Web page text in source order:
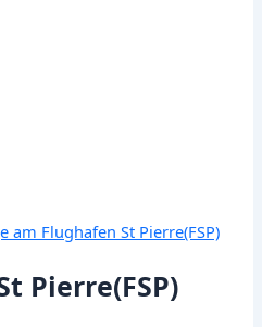
am Flughafen St Pierre(FSP)
Pierre(FSP)